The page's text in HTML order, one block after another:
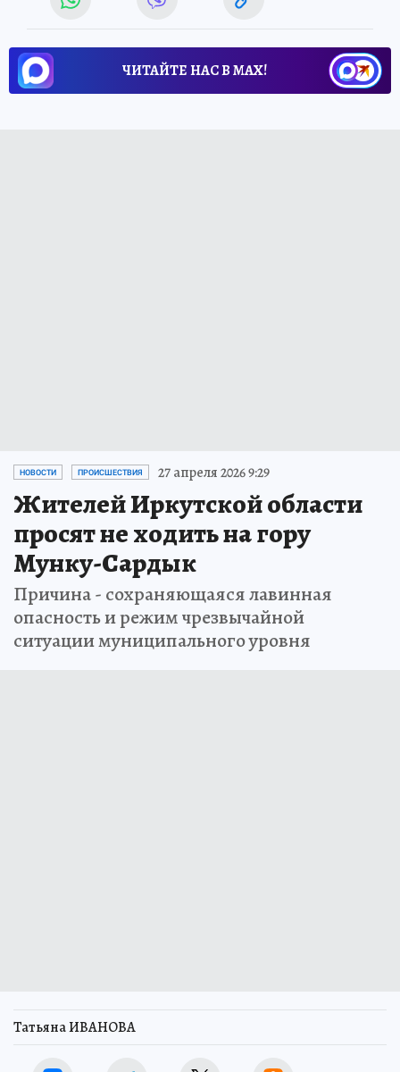
ЧИТАЙТЕ НАС В МАХ!
НОВОСТИ ПРОИСШЕСТВИЯ 27 апреля 2026 9:29
Жителей Иркутской области
просят не ходить на гору
Мунку-Сардык
Причина - сохраняющаяся лавинная
опасность и режим чрезвычайной
ситуации муниципального уровня
Татьяна ИВАНОВА